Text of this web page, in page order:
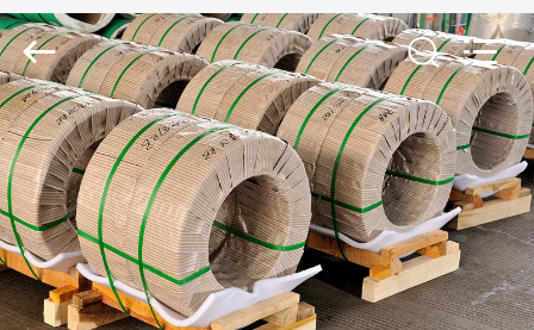
ΣΠΊΤΙ
ΠΡΟΪΌΝΤΑ
ΒΊΝΤΕΟ
Special
Steel
Co.,
Ltd.
All
Rights
Reserved.